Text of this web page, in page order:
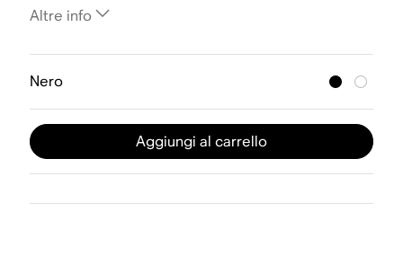
Altre info
Nero
Aggiungi al carrello